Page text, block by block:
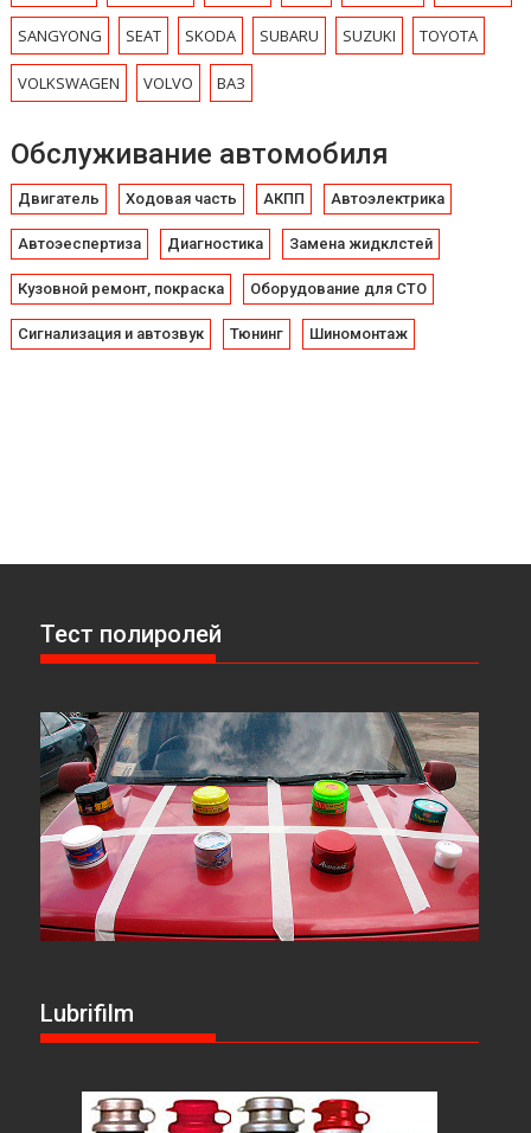
SANGYONG SEAT SKODA SUBARU SUZUKI TOYOTA
VOLKSWAGEN VOLVO ВАЗ
Обслуживание автомобиля
Двигатель Ходовая часть АКПП Автоэлектрика
Автоэеспертиза Диагностика Замена жидклстей
Кузовной ремонт, покраска Оборудование для СТО
Сигнализация и автозвук Тюнинг Шиномонтаж
Тест полиролей
Lubrifilm